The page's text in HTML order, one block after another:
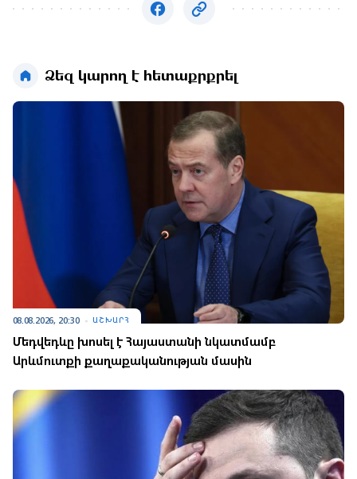
Ձեզ կարող է հետաքրքրել
08.08.2026, 20:30 ԱՇԽԱՐՀ
Մեդվեդևը խոսել է Հայաստանի նկատմամբ
Արևմուտքի քաղաքականության մասին